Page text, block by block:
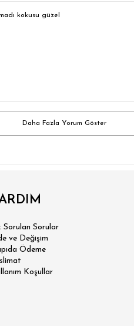
kokusu güzel
Daha Fazla Yorum Göster
Sorulan Sorular
ve Değişim
Ödeme
Koşullar